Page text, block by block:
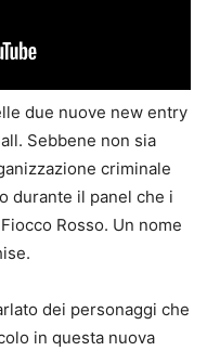
due nuove new entry
Sebbene non sia
criminale
durante il panel che i
Rosso. Un nome
dei personaggi che
in questa nuova